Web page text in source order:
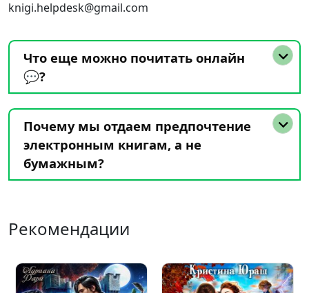
knigi.helpdesk@gmail.com
Что еще можно почитать онлайн
💬?
Почему мы отдаем предпочтение
электронным книгам, а не
бумажным?
Рекомендации